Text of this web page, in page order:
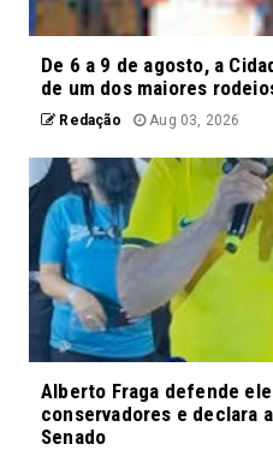
De 6 a 9 de agosto, a
de um dos maiores
Redação Aug 03, 2026
Alberto Fraga defende
conservadores e declara
Senado